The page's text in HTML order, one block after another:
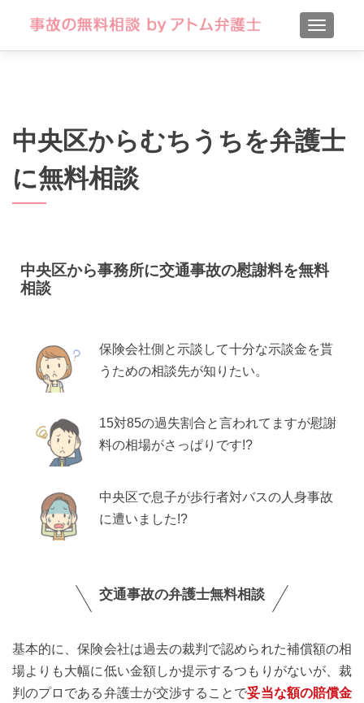
中央区からむちうちを弁護士
に無料相談
中央区から事務所に交通事故の慰謝料を無料
相談
保険会社側と示談して十分な示談金を貰
うための相談先が知りたい。
15対85の過失割合と言われてますが慰謝
料の相場がさっぱりです!?
中央区で息子が歩行者対バスの人身事故
に遭いました!?
交通事故の弁護士無料相談
基本的に、保険会社は過去の裁判で認められた補償額の相
場よりも大幅に低い金額しか提示するつもりがないが、裁
判のプロである弁護士が交渉することで妥当な額の賠償金